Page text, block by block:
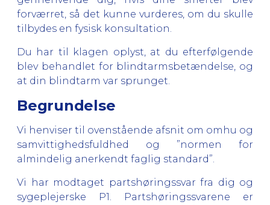
forværret, så det kunne vurderes, om du skulle
tilbydes en fysisk konsultation.
Du har til klagen oplyst, at du efterfølgende
blev behandlet for blindtarmsbetændelse, og
at din blindtarm var sprunget.
Begrundelse
Vi henviser til ovenstående afsnit om omhu og
samvittighedsfuldhed og ”normen for
almindelig anerkendt faglig standard”.
Vi har modtaget partshøringssvar fra dig og
sygeplejerske P1. Partshøringssvarene er